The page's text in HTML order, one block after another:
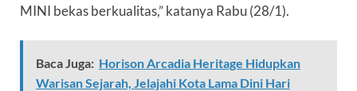
MINI bekas berkualitas,” katanya Rabu (28/1).
Baca Juga: Horison Arcadia Heritage Hidupkan
Warisan Sejarah, Jelajahi Kota Lama Dini Hari